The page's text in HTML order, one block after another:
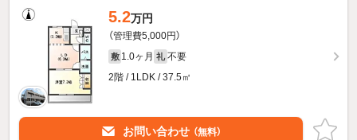
5.2万円
（管理費5,000円）
敷 1.0ヶ月 礼 不要
2階 / 1LDK / 37.5㎡
お問い合わせ （無料）